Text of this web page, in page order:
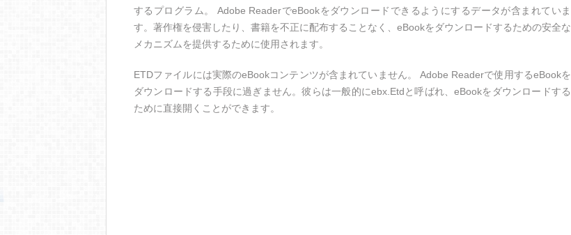
するプログラム。 Adobe ReaderでeBookをダウンロードできるようにするデータが含まれていま
す。著作権を侵害したり、書籍を不正に配布することなく、eBookをダウンロードするための安全な
メカニズムを提供するために使用されます。
ETDファイルには実際のeBookコンテンツが含まれていません。 Adobe Readerで使用するeBookを
ダウンロードする手段に過ぎません。彼らは一般的にebx.Etdと呼ばれ、eBookをダウンロードする
ために直接開くことができます。